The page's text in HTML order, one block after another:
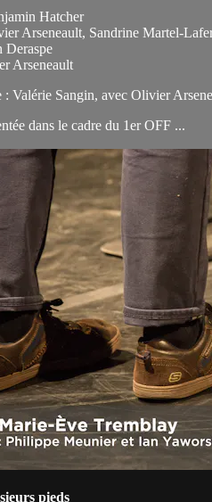
Hatcher
Arseneault, Sandrine Martel-
Deraspe
Arseneault
Valérie Sangin, avec Olivier
dans le cadre du 1er OFF ...
pieds